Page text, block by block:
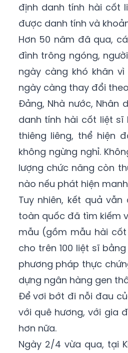
định danh tính hài cốt
được danh tính và
Hơn 50 năm đã qua,
đình trông ngóng,
ngày càng khó khăn
ngày càng thay đổi
Đảng, Nhà nước, Nhân
danh tính hài cốt liệt
thiêng liêng, thể hiện
không ngừng nghỉ.
lượng chức năng còn
nào nếu phát hiện
Tuy nhiên, kết quả
toàn quốc đã tìm kiếm
mẫu (gồm mẫu hài
cho trên 100 liệt sĩ
phương pháp thực
dựng ngân hàng gen
Đểvơi bớt đi nỗi đau
với quê hương, với gia
hơn nữa.
Ngày 2/4 vừa qua, tại